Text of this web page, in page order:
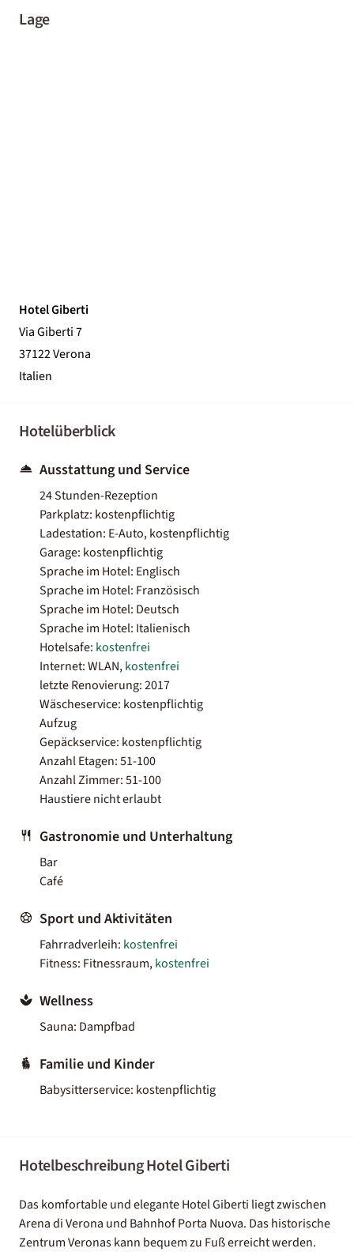
Lage
Hotel Giberti
Via Giberti 7
37122 Verona
Italien
Hotelüberblick
Ausstattung und Service
24 Stunden-Rezeption
Parkplatz: kostenpflichtig
Ladestation: E-Auto, kostenpflichtig
Garage: kostenpflichtig
Sprache im Hotel: Englisch
Sprache im Hotel: Französisch
Sprache im Hotel: Deutsch
Sprache im Hotel: Italienisch
Hotelsafe: kostenfrei
Internet: WLAN,kostenfrei
letzte Renovierung: 2017
Wäscheservice: kostenpflichtig
Aufzug
Gepäckservice: kostenpflichtig
Anzahl Etagen: 51-100
Anzahl Zimmer: 51-100
Haustiere nicht erlaubt
Gastronomie und Unterhaltung
Bar
Café
Sport und Aktivitäten
Fahrradverleih: kostenfrei
Fitness: Fitnessraum,kostenfrei
Wellness
Sauna: Dampfbad
Familie und Kinder
Babysitterservice: kostenpflichtig
Hotelbeschreibung Hotel Giberti
Das komfortable und elegante Hotel Giberti liegt zwischen
Arena di Verona und Bahnhof Porta Nuova. Das historische
Zentrum Veronas kann bequem zu Fuß erreicht werden.